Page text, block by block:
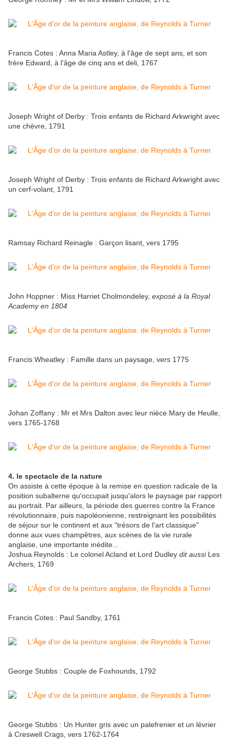
Francis Cotes : Anna Maria Astley, à l'âge de sept ans, et son
frère Edward, à l'âge de cinq ans et deli, 1767
Joseph Wright of Derby : Trois enfants de Richard Arkwright avec
une chèvre, 1791
Joseph Wright of Derby : Trois enfants de Richard Arkwright avec
un cerf-volant, 1791
Ramsay Richard Reinagle : Garçon lisant, vers 1795
John Hoppner : Miss Harriet Cholmondeley, exposé à la Royal
Academy en 1804
Francis Wheatley : Famille dans un paysage, vers 1775
Johan Zoffany : Mr et Mrs Dalton avec leur nièce Mary de Heulle,
vers 1765-1768
4. le spectacle de la nature
On assiste à cette époque à la remise en question radicale de la
position subalterne qu'occupait jusqu'alors le paysage par rapport
au portrait. Par ailleurs, la période des guerres contre la France
révolutionnaire, puis napoléonienne, restreignant les possibilités
de séjour sur le continent et aux "trésors de l'art classique"
donne aux vues champêtres, aux scènes de la vie rurale
anglaise, une importante inédite...
Joshua Reynolds : Le colonel Acland et Lord Dudley dit aussiLes
Archers, 1769
Francis Cotes : Paul Sandby, 1761
George Stubbs : Couple de Foxhounds, 1792
George Stubbs : Un Hunter gris avec un palefrenier et un lévrier
à Creswell Crags, vers 1762-1764